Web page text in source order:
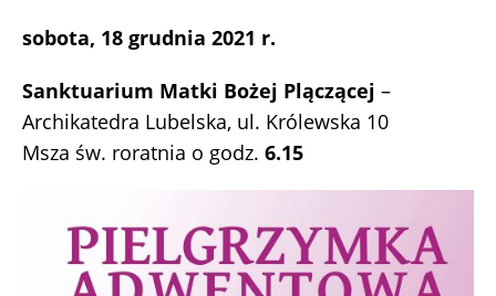
sobota, 18 grudnia 2021 r.
Sanktuarium Matki Bożej Plączącej –
Archikatedra Lubelska, ul. Królewska 10
Msza św. roratnia o godz. 6.15